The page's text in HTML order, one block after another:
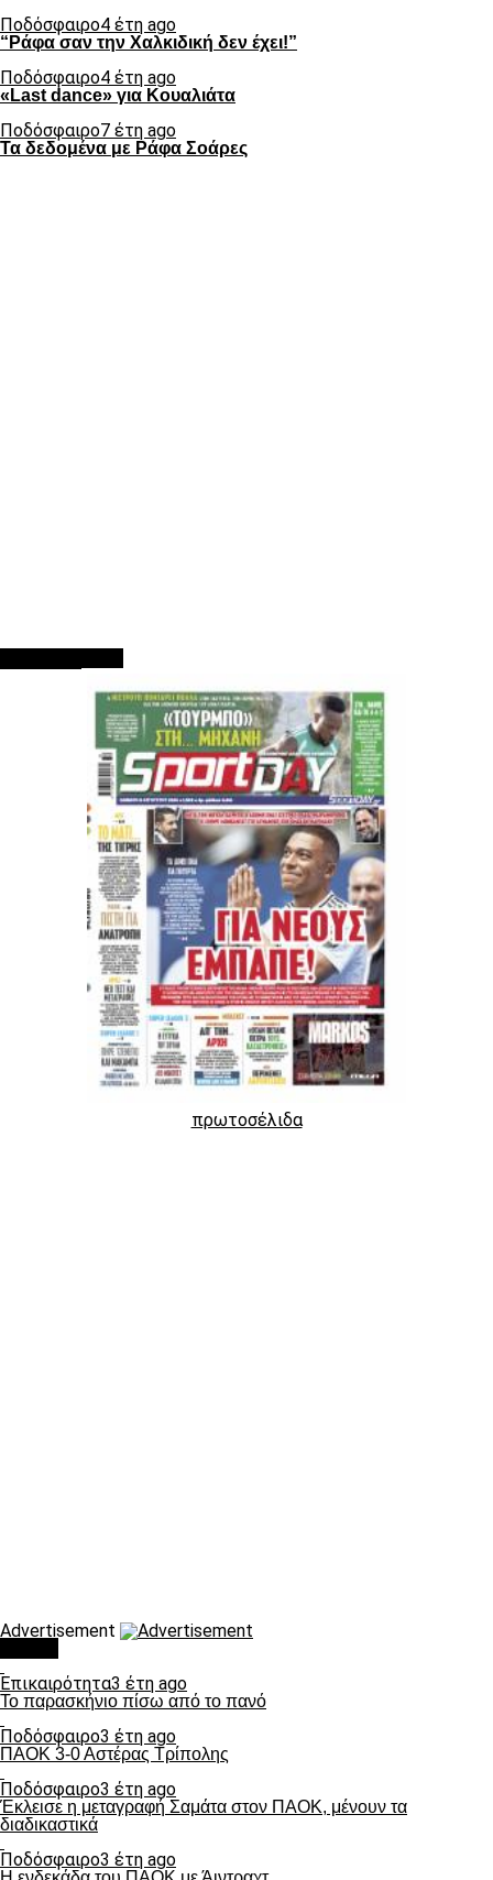
Ποδόσφαιρο4 έτη ago
“Ράφα σαν την Χαλκιδική δεν έχει!”
Ποδόσφαιρο4 έτη ago
«Last dance» για Κουαλιάτα
Ποδόσφαιρο7 έτη ago
Τα δεδομένα με Ράφα Σοάρες
πρωτοσέλιδα
Advertisement
Επικαιρότητα3 έτη ago
Το παρασκήνιο πίσω από το πανό
Ποδόσφαιρο3 έτη ago
ΠΑΟΚ 3-0 Αστέρας Τρίπολης
Ποδόσφαιρο3 έτη ago
Έκλεισε η μεταγραφή Σαμάτα στον ΠΑΟΚ, μένουν τα
διαδικαστικά
Ποδόσφαιρο3 έτη ago